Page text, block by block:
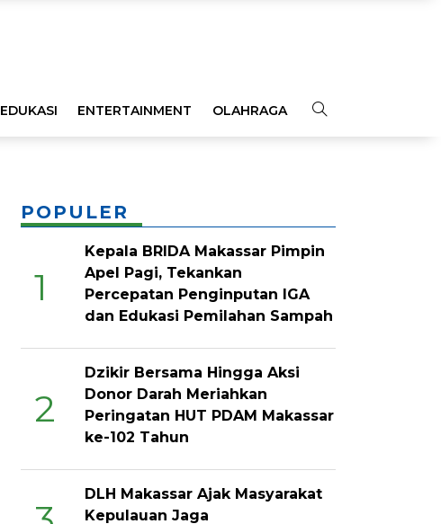
EDUKASI ENTERTAINMENT OLAHRAGA OPINI
POPULER
1
Kepala BRIDA Makassar Pimpin
Apel Pagi, Tekankan
Percepatan Penginputan IGA
dan Edukasi Pemilahan Sampah
2
Dzikir Bersama Hingga Aksi
Donor Darah Meriahkan
Peringatan HUT PDAM Makassar
ke-102 Tahun
DLH Makassar Ajak Masyarakat
Kepulauan Jaga